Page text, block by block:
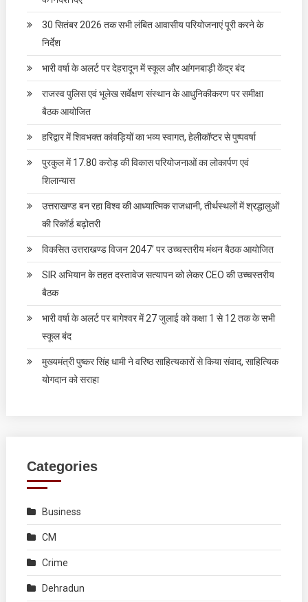
30 सितंबर 2026 तक सभी लंबित आवासीय परियोजनाएं पूरी करने के
निर्देश
भारी वर्षा के अलर्ट पर देहरादून में स्कूल और आंगनबाड़ी केंद्र बंद
राजस्व पुलिस एवं भूलेख सर्वेक्षण संस्थान के आधुनिकीकरण पर समीक्षा
बैठक आयोजित
हरिद्वार में शिवभक्त कांवड़ियों का भव्य स्वागत, हेलीकॉप्टर से पुष्पवर्षा
पुरकुल में 17.80 करोड़ की विकास परियोजनाओं का लोकार्पण एवं
शिलान्यास
उत्तराखण्ड बन रहा विश्व की आध्यात्मिक राजधानी, तीर्थस्थलों में श्रद्धालुओं
की रिकॉर्ड बढ़ोतरी
विकसित उत्तराखण्ड विजन 2047’ पर उच्चस्तरीय मंथन बैठक आयोजित
SIR अभियान के तहत दस्तावेज सत्यापन को लेकर CEO की उच्चस्तरीय
बैठक
भारी वर्षा के अलर्ट पर बागेश्वर में 27 जुलाई को कक्षा 1 से 12 तक के सभी
स्कूल बंद
मुख्यमंत्री पुष्कर सिंह धामी ने वरिष्ठ साहित्यकारों से किया संवाद, साहित्यिक
योगदान को सराहा
Categories
Business
CM
Crime
Dehradun